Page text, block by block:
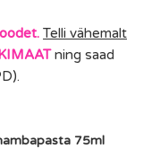
Telli vähemalt
ning saad
75ml